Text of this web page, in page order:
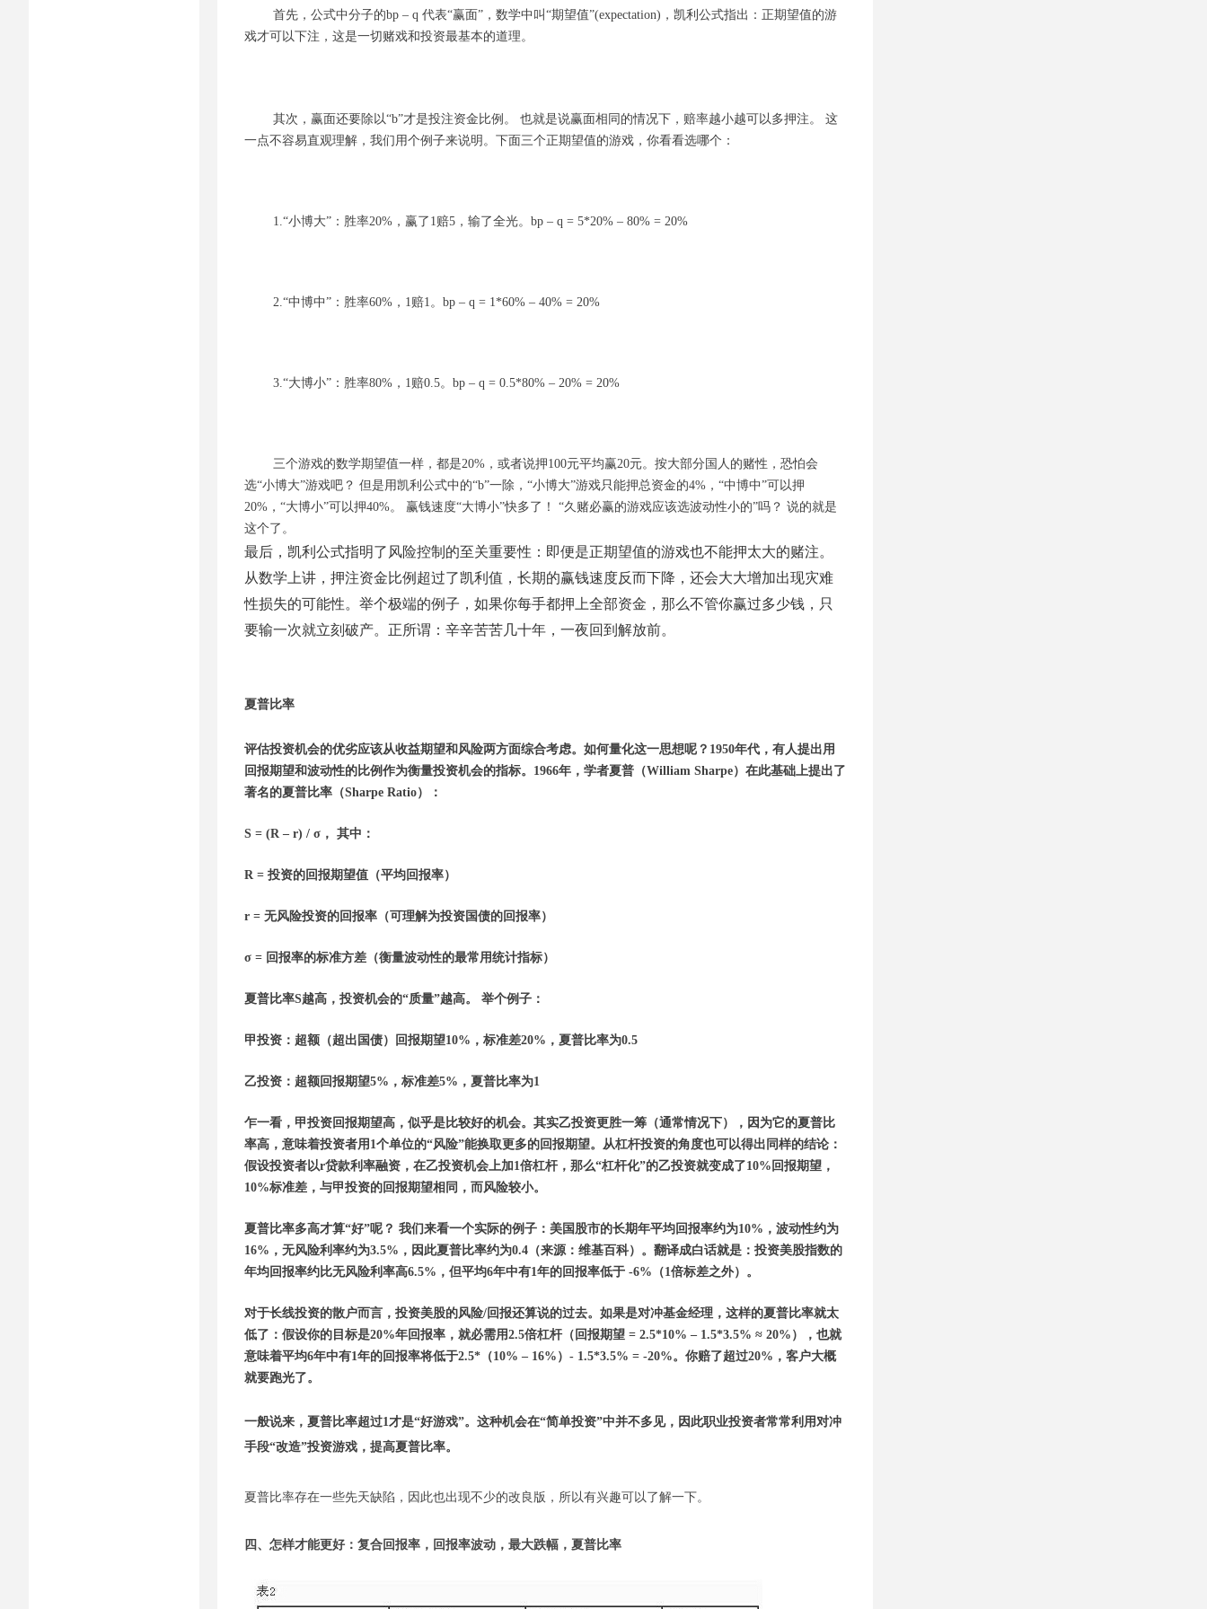
首先，公式中分子的bp – q 代表“赢面”，数学中叫“期望值”(expectation)，凯利公式指出：正期望值的游
戏才可以下注，这是一切赌戏和投资最基本的道理。
其次，赢面还要除以“b”才是投注资金比例。 也就是说赢面相同的情况下，赔率越小越可以多押注。 这
一点不容易直观理解，我们用个例子来说明。下面三个正期望值的游戏，你看看选哪个：
1.“小博大”：胜率20%，赢了1赔5，输了全光。bp – q = 5*20% – 80% = 20%
2.“中博中”：胜率60%，1赔1。bp – q = 1*60% – 40% = 20%
3.“大博小”：胜率80%，1赔0.5。bp – q = 0.5*80% – 20% = 20%
三个游戏的数学期望值一样，都是20%，或者说押100元平均赢20元。按大部分国人的赌性，恐怕会
选“小博大”游戏吧？ 但是用凯利公式中的“b”一除，“小博大”游戏只能押总资金的4%，“中博中”可以押
20%，“大博小”可以押40%。 赢钱速度“大博小”快多了！ “久赌必赢的游戏应该选波动性小的”吗？ 说的就是
这个了。
最后，凯利公式指明了风险控制的至关重要性：即便是正期望值的游戏也不能押太大的赌注。
从数学上讲，押注资金比例超过了凯利值，长期的赢钱速度反而下降，还会大大增加出现灾难
性损失的可能性。举个极端的例子，如果你每手都押上全部资金，那么不管你赢过多少钱，只
要输一次就立刻破产。正所谓：辛辛苦苦几十年，一夜回到解放前。
夏普比率
评估投资机会的优劣应该从收益期望和风险两方面综合考虑。如何量化这一思想呢？1950年代，有人提出用
回报期望和波动性的比例作为衡量投资机会的指标。1966年，学者夏普（William Sharpe）在此基础上提出了
著名的夏普比率（Sharpe Ratio）：
S = (R – r) / σ， 其中：
R = 投资的回报期望值（平均回报率）
r = 无风险投资的回报率（可理解为投资国债的回报率）
σ = 回报率的标准方差（衡量波动性的最常用统计指标）
夏普比率S越高，投资机会的“质量”越高。 举个例子：
甲投资：超额（超出国债）回报期望10%，标准差20%，夏普比率为0.5
乙投资：超额回报期望5%，标准差5%，夏普比率为1
乍一看，甲投资回报期望高，似乎是比较好的机会。其实乙投资更胜一筹（通常情况下），因为它的夏普比
率高，意味着投资者用1个单位的“风险”能换取更多的回报期望。从杠杆投资的角度也可以得出同样的结论：
假设投资者以r贷款利率融资，在乙投资机会上加1倍杠杆，那么“杠杆化”的乙投资就变成了10%回报期望，
10%标准差，与甲投资的回报期望相同，而风险较小。
夏普比率多高才算“好”呢？ 我们来看一个实际的例子：美国股市的长期年平均回报率约为10%，波动性约为
16%，无风险利率约为3.5%，因此夏普比率约为0.4（来源：维基百科）。翻译成白话就是：投资美股指数的
年均回报率约比无风险利率高6.5%，但平均6年中有1年的回报率低于 -6%（1倍标差之外）。
对于长线投资的散户而言，投资美股的风险/回报还算说的过去。如果是对冲基金经理，这样的夏普比率就太
低了：假设你的目标是20%年回报率，就必需用2.5倍杠杆（回报期望 = 2.5*10% – 1.5*3.5% ≈ 20%），也就
意味着平均6年中有1年的回报率将低于2.5*（10% – 16%）- 1.5*3.5% = -20%。你赔了超过20%，客户大概
就要跑光了。
一般说来，夏普比率超过1才是“好游戏”。这种机会在“简单投资”中并不多见，因此职业投资者常常利用对冲
手段“改造”投资游戏，提高夏普比率。
夏普比率存在一些先天缺陷，因此也出现不少的改良版，所以有兴趣可以了解一下。
四、怎样才能更好：复合回报率，回报率波动，最大跌幅，夏普比率